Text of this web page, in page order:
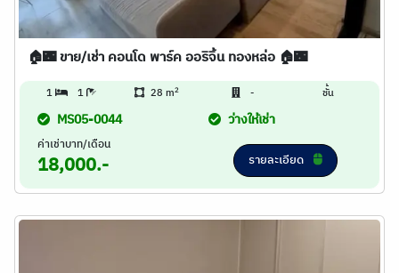
🏠🌃 ขาย/เช่า คอนโด พาร์ค ออริจิ้น ทองหล่อ 🏠🌃
1 1 28 m2 - ชั้น
MS05-0044 ว่างให้เช่า
ค่าเช่าบาท/เดือน
18,000.- รายละเอียด